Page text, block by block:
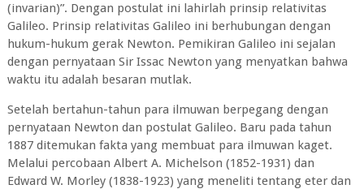
(invarian)”. Dengan postulat ini lahirlah prinsip relativitas
Galileo. Prinsip relativitas Galileo ini berhubungan dengan
hukum-hukum gerak Newton. Pemikiran Galileo ini sejalan
dengan pernyataan Sir Issac Newton yang menyatkan bahwa
waktu itu adalah besaran mutlak.
Setelah bertahun-tahun para ilmuwan berpegang dengan
pernyataan Newton dan postulat Galileo. Baru pada tahun
1887 ditemukan fakta yang membuat para ilmuwan kaget.
Melalui percobaan Albert A. Michelson (1852-1931) dan
Edward W. Morley (1838-1923) yang meneliti tentang eter dan